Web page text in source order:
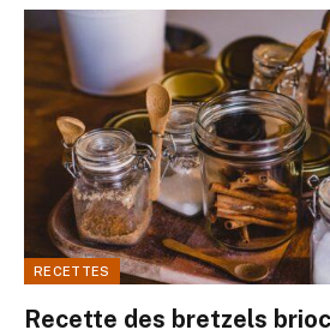
RECETTES
Recette des bretzels